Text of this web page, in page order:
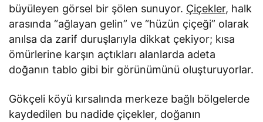
büyüleyen görsel bir şölen sunuyor. Çiçekler, halk
arasında “ağlayan gelin” ve “hüzün çiçeği” olarak
anılsa da zarif duruşlarıyla dikkat çekiyor; kısa
ömürlerine karşın açtıkları alanlarda adeta
doğanın tablo gibi bir görünümünü oluşturuyorlar.
Gökçeli köyü kırsalında merkeze bağlı bölgelerde
kaydedilen bu nadide çiçekler, doğanın